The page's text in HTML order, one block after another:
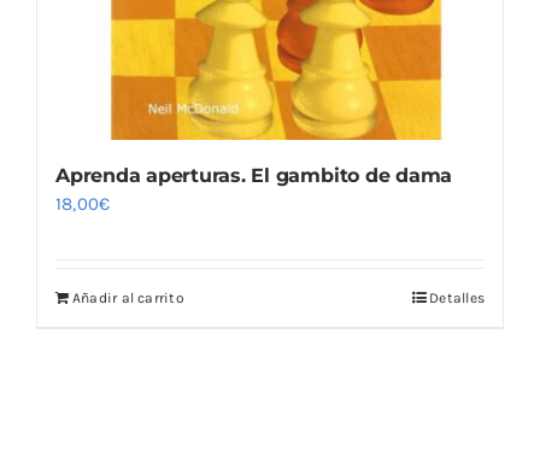
Aprenda aperturas. El gambito de dama
18,00€
Añadir al carrito Detalles